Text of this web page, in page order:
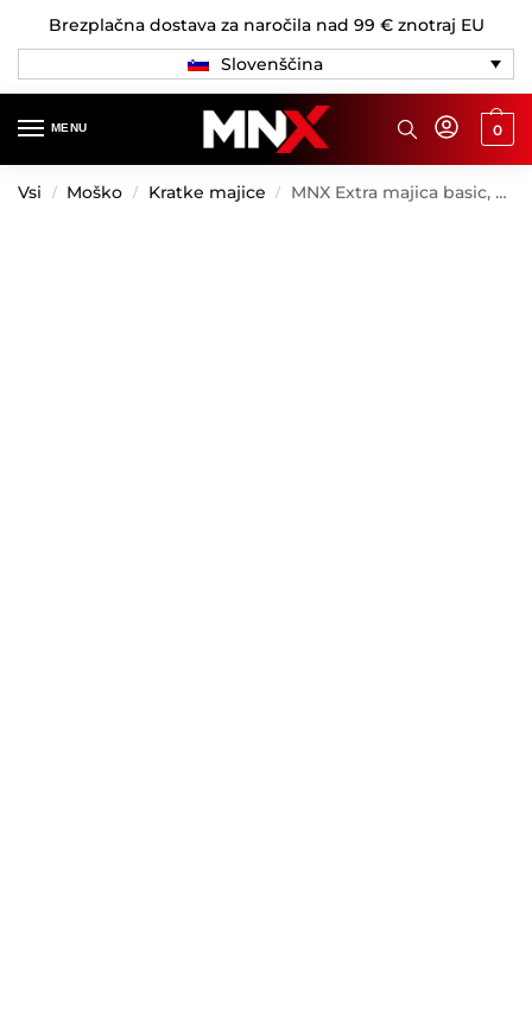
Brezplačna dostava za naročila nad 99 € znotraj EU
Slovenščina
MENU 0
Vsi / Moško / Kratke majice / MNX Extra majica basic, grey